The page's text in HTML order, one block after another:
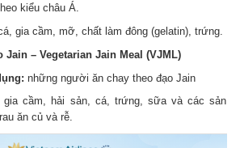
kiểu châu Á.
gia cầm, mỡ, chất làm đông (gelatin), trứng.
Jain – Vegetarian Jain Meal (VJML)
những người ăn chay theo đạo Jain
gia cầm, hải sản, cá, trứng, sữa và các sản
ăn củ và rễ.